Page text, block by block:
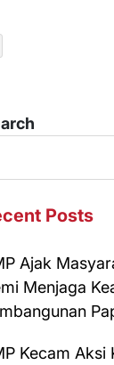
Posts
Ajak
Menjaga
Kecam Aksi